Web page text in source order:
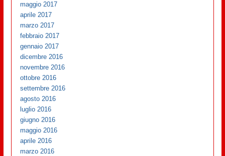
maggio 2017
aprile 2017
marzo 2017
febbraio 2017
gennaio 2017
dicembre 2016
novembre 2016
ottobre 2016
settembre 2016
agosto 2016
luglio 2016
giugno 2016
maggio 2016
aprile 2016
marzo 2016